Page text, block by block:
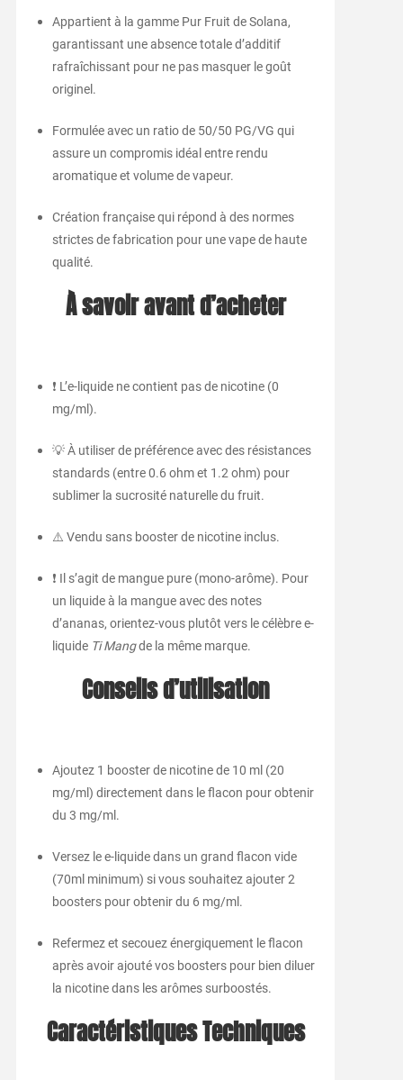
Appartient à la gamme Pur Fruit de Solana,
garantissant une absence totale d’additif
rafraîchissant pour ne pas masquer le goût
originel.
Formulée avec un ratio de 50/50 PG/VG qui
assure un compromis idéal entre rendu
aromatique et volume de vapeur.
Création française qui répond à des normes
strictes de fabrication pour une vape de haute
qualité.
À savoir avant d’acheter
❗ L’e-liquide ne contient pas de nicotine (0
mg/ml).
💡 À utiliser de préférence avec des résistances
standards (entre 0.6 ohm et 1.2 ohm) pour
sublimer la sucrosité naturelle du fruit.
⚠️ Vendu sans booster de nicotine inclus.
❗ Il s’agit de mangue pure (mono-arôme). Pour
un liquide à la mangue avec des notes
d’ananas, orientez-vous plutôt vers le célèbre e-
liquide Ti Mangde la même marque.
Conseils d’utilisation
Ajoutez 1 booster de nicotine de 10 ml (20
mg/ml) directement dans le flacon pour obtenir
du 3 mg/ml.
Versez le e-liquide dans un grand flacon vide
(70ml minimum) si vous souhaitez ajouter 2
boosters pour obtenir du 6 mg/ml.
Refermez et secouez énergiquement le flacon
après avoir ajouté vos boosters pour bien diluer
la nicotine dans les arômes surboostés.
Caractéristiques Techniques